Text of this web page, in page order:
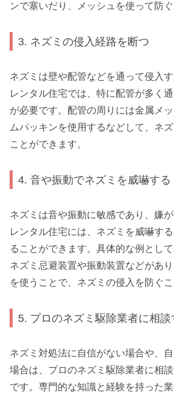
ンで塞いだり、メッシュを使って防ぐ
3. ネズミの侵入経路を断つ
ネズミは壁や配管などを通って侵入す
レンタル住宅では、特に配管が多く
が必要です。配管の周りには金属メ
ムパッキンを使用するなどして、ネ
ことができます。
4. 音や振動でネズミを威嚇する
ネズミは音や振動に敏感であり、嫌が
レンタル住宅には、ネズミを威嚇す
ることができます。具体的な例とし
ネズミ忌避装置や振動装置などがあ
を使うことで、ネズミの侵入を防ぐこ
5. プロのネズミ駆除業者に相談
ネズミ対処法に自信がない場合や、
場合は、プロのネズミ駆除業者に相
です。専門的な知識と経験を持った